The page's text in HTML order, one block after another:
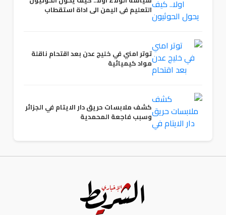
التعليم في اليمن الى اداة استقطاب
توتر امني في خليج عدن بعد اقتحام ناقلة
مواد كيميائية
كشف ملابسات حريق دار الايتام في الجزائر
وسبب فاجعة المحمدية